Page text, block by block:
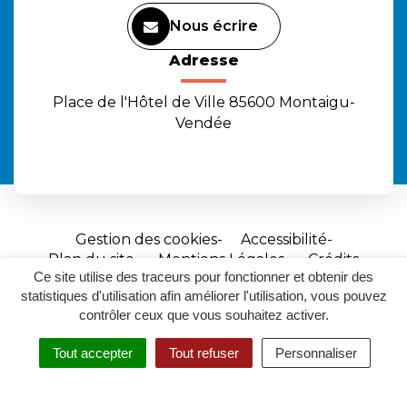
Ce site utilise des traceurs pour fonctionner et obtenir des
statistiques d'utilisation afin améliorer l'utilisation, vous pouvez
contrôler ceux que vous souhaitez activer.
Tout accepter Tout refuser Personnaliser
RECHERCHER
ACCESSIBILITÉ
Nous écrire
Adresse
Place de l'Hôtel de Ville 85600 Montaigu-
Vendée
Gestion des cookies
Accessibilité
Plan du site
Mentions Légales
Crédits
Site
réalisé
par
Inovagora